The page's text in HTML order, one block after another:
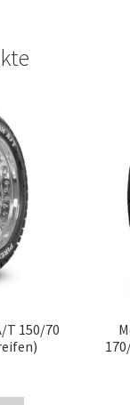
T 150/70